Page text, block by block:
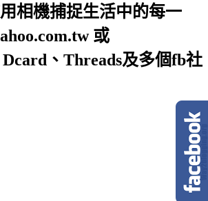
相機捕捉生活中的每一
或
、Threads及多個fb社